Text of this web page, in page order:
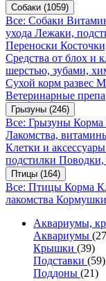
Собаки (1059)
Все: Собаки
ухода Лежаки,
Переноски
Средства от блох и
шерстью, зубами,
Сухой корм развес
Ветеринарные
Грызуны (246)
Все: Грызуны Корма
Лакомства,
Клетки и аксессуары
подстилки Поводки,
Птицы (164)
Все: Птицы Корма
лакомства
Аквариумы,
Аквариумы
Крышки (39)
Подставки (59)
Поддоны (21)